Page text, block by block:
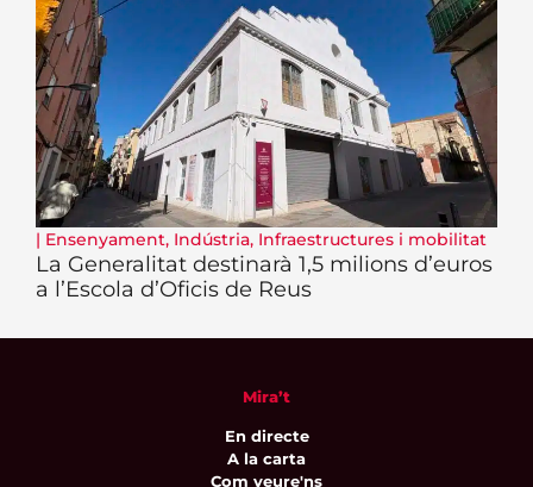
| Ensenyament, Indústria, Infraestructures i mobilitat
La Generalitat destinarà 1,5 milions d’euros
a l’Escola d’Oficis de Reus
Mira’t
En directe
A la carta
Com veure'ns